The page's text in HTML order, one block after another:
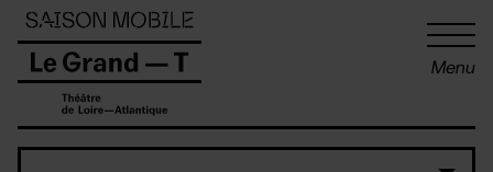
Menu
Panneau de gestion des cookies